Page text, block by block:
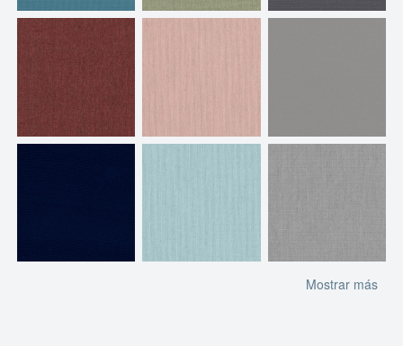
Mostrar más